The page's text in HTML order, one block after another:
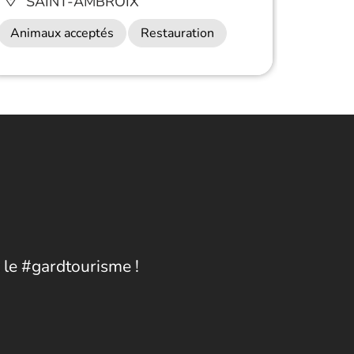
Animaux acceptés Restauration
#gardtourisme !